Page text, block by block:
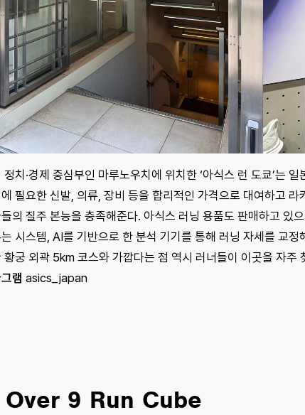
정치·경제 중심부인 마루노우치에 위치한 ‘아식스 런 도쿄’는
필요한 신발, 의류, 장비 등을 합리적인 가격으로 대여하고
의 질주 본능을 충족해준다. 아식스 러닝 용품도 판매하고 있
시스템, AI를 기반으로 한 분석 기기를 통해 러닝 자세를 교
황궁 외곽 5km 코스와 가깝다는 점 역시 러너들이 이곳을 자주
램 asics_japan
9 Run Cube